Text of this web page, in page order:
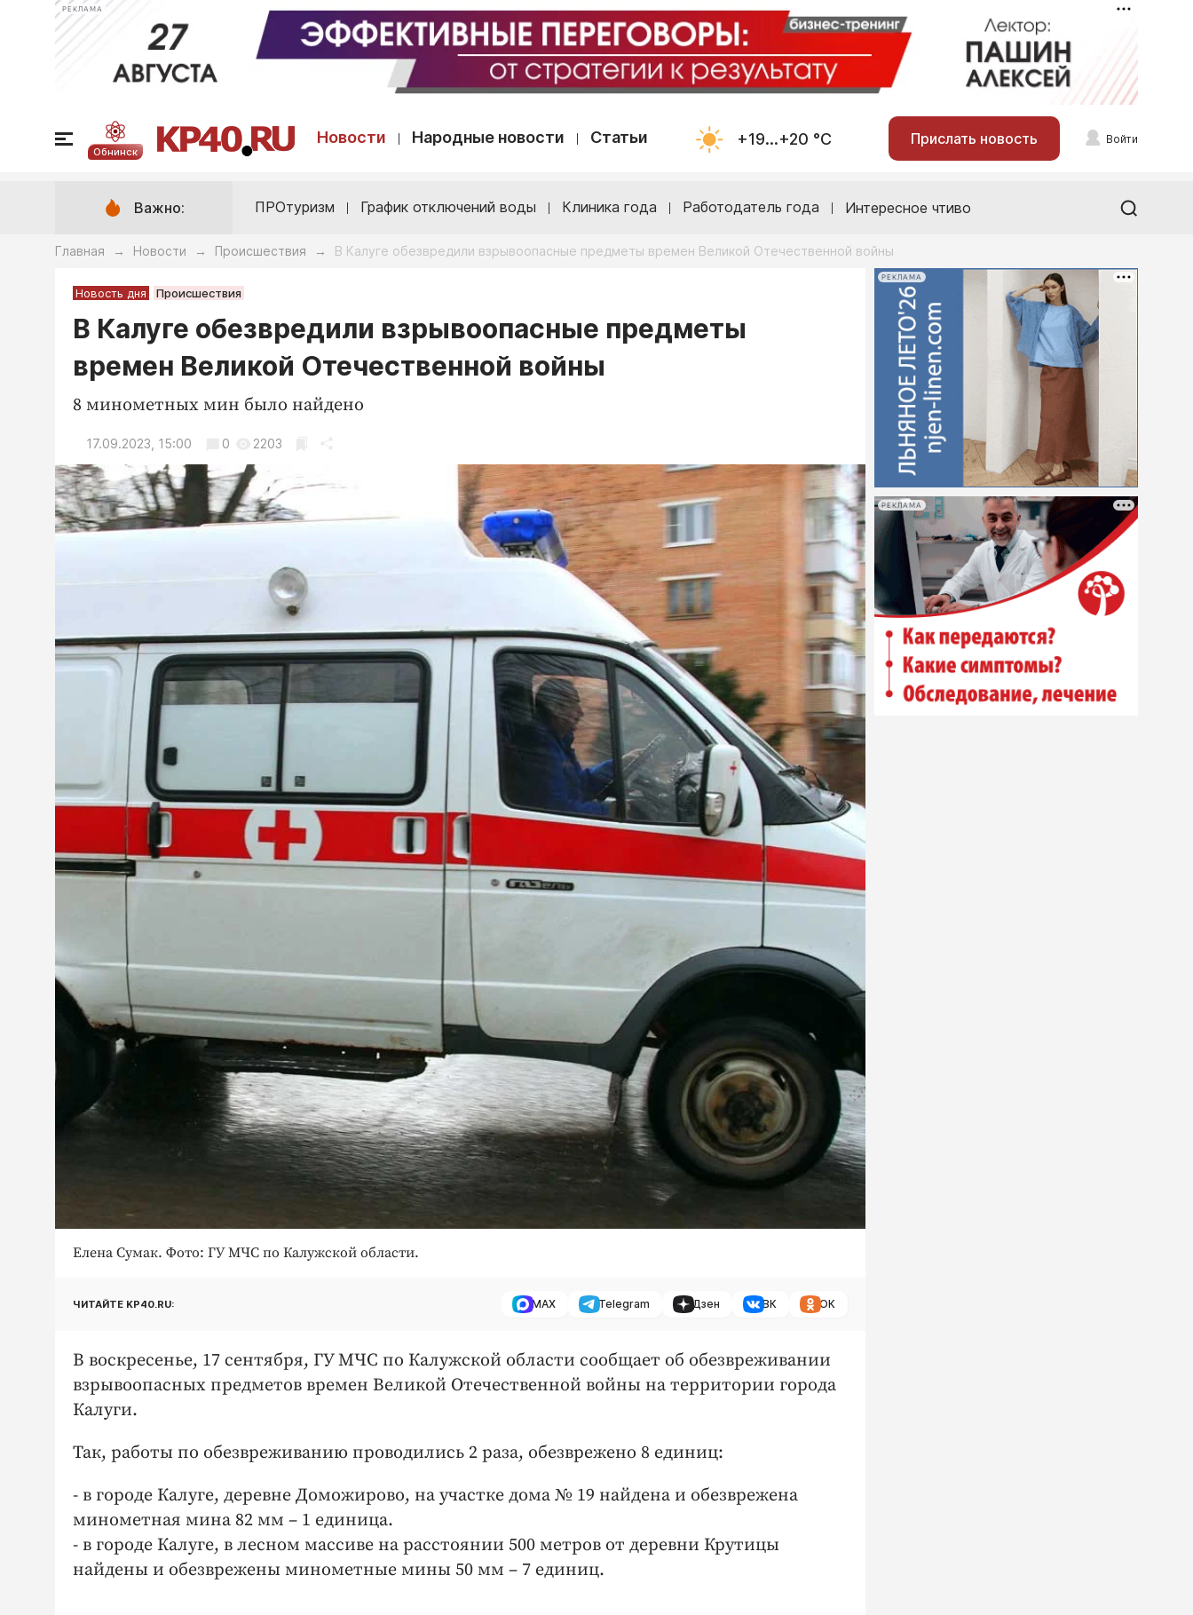
РЕКЛАМА
Обнинск
Новости Народные новости Статьи +19...+20 °С Прислать новость Войти
Важно: ПРОтуризм График отключений воды Клиника года Работодатель года Интересное чтиво
Главная → Новости → Происшествия → В Калуге обезвредили взрывоопасные предметы времен Великой Отечественной войны
Новость дня Происшествия
В Калуге обезвредили взрывоопасные предметы
времен Великой Отечественной войны
8 минометных мин было найдено
17.09.2023, 15:00 0 2203
Елена Сумак. Фото: ГУ МЧС по Калужской области.
ЧИТАЙТЕ KP40.RU: MAX Telegram Дзен ВК ОК
В воскресенье, 17 сентября, ГУ МЧС по Калужской области сообщает об обезвреживании
взрывоопасных предметов времен Великой Отечественной войны на территории города
Калуги.
Так, работы по обезвреживанию проводились 2 раза, обезврежено 8 единиц:
- в городе Калуге, деревне Доможирово, на участке дома № 19 найдена и обезврежена
минометная мина 82 мм – 1 единица.
- в городе Калуге, в лесном массиве на расстоянии 500 метров от деревни Крутицы
найдены и обезврежены минометные мины 50 мм – 7 единиц.
РЕКЛАМА
РЕКЛАМА